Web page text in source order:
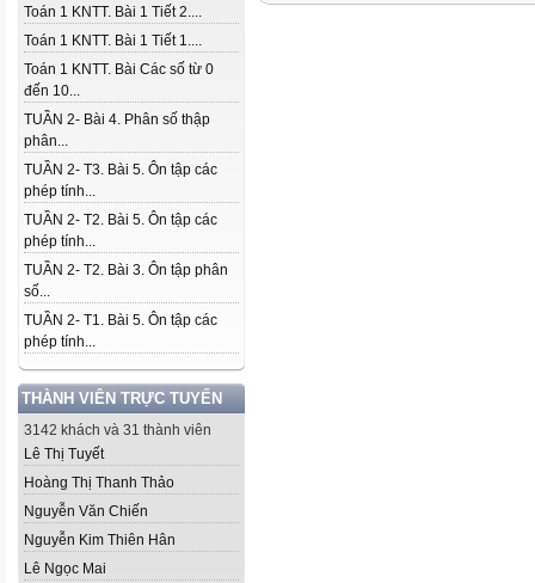
Toán 1 KNTT. Bài 1 Tiết 2....
Toán 1 KNTT. Bài 1 Tiết 1....
Toán 1 KNTT. Bài Các số từ 0
đến 10...
TUẦN 2- Bài 4. Phân số thập
phân...
TUẦN 2- T3. Bài 5. Ôn tập các
phép tính...
TUẦN 2- T2. Bài 5. Ôn tập các
phép tính...
TUẦN 2- T2. Bài 3. Ôn tập phân
số...
TUẦN 2- T1. Bài 5. Ôn tập các
phép tính...
THÀNH VIÊN TRỰC TUYẾN
3142 khách và 31 thành viên
Lê Thị Tuyết
Hoàng Thị Thanh Thảo
Nguyễn Văn Chiến
Nguyễn Kim Thiên Hân
Lê Ngọc Mai